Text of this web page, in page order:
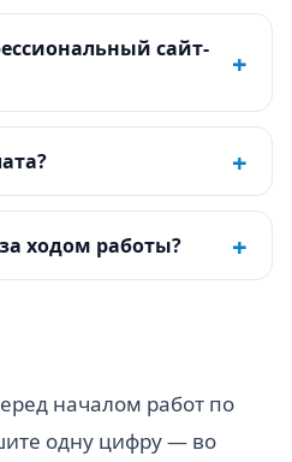
сайт-
+
+
ходом работы? +
началом работ по
одну цифру — во